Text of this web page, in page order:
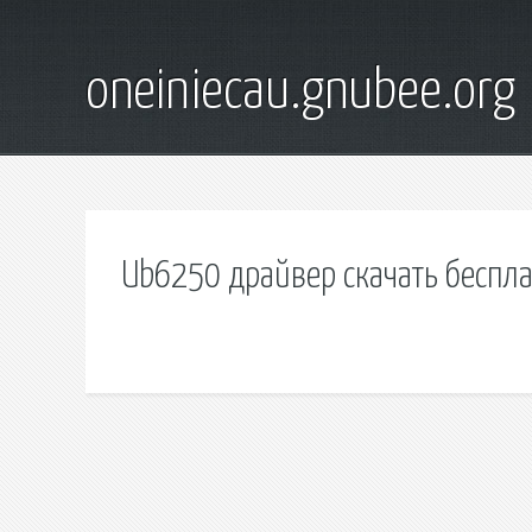
oneiniecau.gnubee.org
Ub6250 драйвер скачать